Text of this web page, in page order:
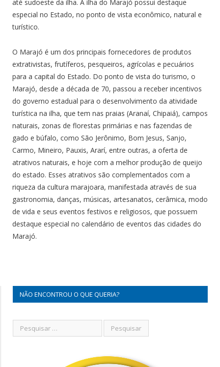
até sudoeste da ilha. A ilha do Marajó possui destaque
especial no Estado, no ponto de vista econômico, natural e
turístico.
O Marajó é um dos principais fornecedores de produtos
extrativistas, frutíferos, pesqueiros, agrícolas e pecuários
para a capital do Estado. Do ponto de vista do turismo, o
Marajó, desde a década de 70, passou a receber incentivos
do governo estadual para o desenvolvimento da atividade
turística na ilha, que tem nas praias (Aranaí, Chipaiá), campos
naturais, zonas de florestas primárias e nas fazendas de
gado e búfalo, como São Jerônimo, Bom Jesus, Sanjo,
Carmo, Mineiro, Pauxis, Ararí, entre outras, a oferta de
atrativos naturais, e hoje com a melhor produção de queijo
do estado. Esses atrativos são complementados com a
riqueza da cultura marajoara, manifestada através de sua
gastronomia, danças, músicas, artesanatos, cerâmica, modo
de vida e seus eventos festivos e religiosos, que possuem
destaque especial no calendário de eventos das cidades do
Marajó.
NÃO ENCONTROU O QUE QUERIA?